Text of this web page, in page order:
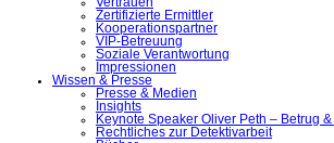
Zertifizierte Ermittler
Kooperationspartner
VIP-Betreuung
Soziale Verantwortung
Impressionen
Wissen & Presse
Presse & Medien
Insights
Keynote Speaker Oliver Peth – Betrug
Rechtliches zur Detektivarbeit